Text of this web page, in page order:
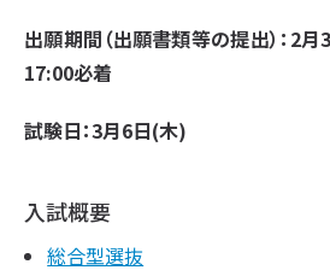
出願期間（出願書類等の提出）：2
17:00必着
試験日：3月6日(木)
入試概要
総合型選抜